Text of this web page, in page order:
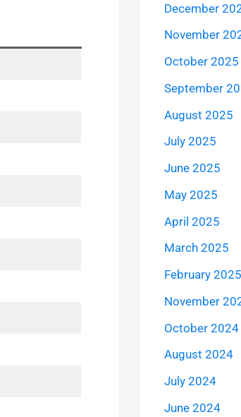
December
November
October 2025
September
August 2025
July 2025
June 2025
May 2025
April 2025
March 2025
February 2025
November
October 2024
August 2024
July 2024
June 2024